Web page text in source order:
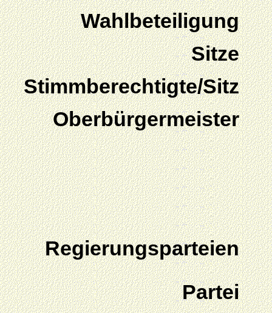
Wahlbeteiligung
Sitze
Stimmberechtigte/Sitz
Oberbürgermeister
Regierungsparteien
Partei